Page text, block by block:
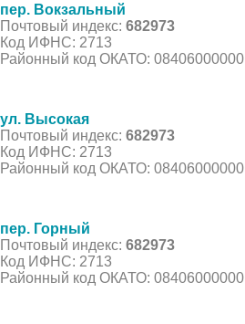
пер. Вокзальный
Почтовый индекс: 682973
Код ИФНС: 2713
Районный код ОКАТО: 08406000000
ул. Высокая
Почтовый индекс: 682973
Код ИФНС: 2713
Районный код ОКАТО: 08406000000
пер. Горный
Почтовый индекс: 682973
Код ИФНС: 2713
Районный код ОКАТО: 08406000000